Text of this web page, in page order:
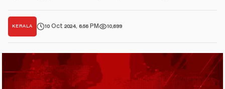
KERALA 10 Oct 2024, 6:56 PM 10,699